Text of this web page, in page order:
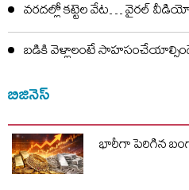
వరదల్లో కట్టెల వేట… వైరల్
బడికి వెళ్లాలంటే
బిజినెస్
భారీగా పెరిగిన